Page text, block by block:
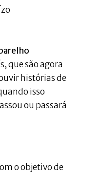
que são agora
histórias de
isso
ou passará
o objetivo de